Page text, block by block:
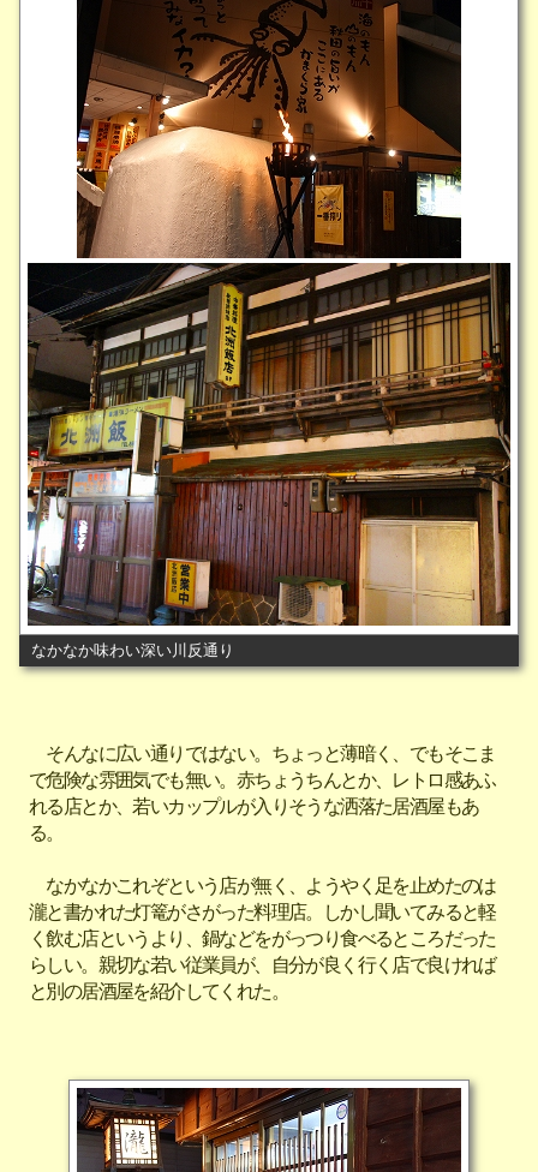
なかなか味わい深い川反通り
そんなに広い通りではない。ちょっと薄暗く、でもそこま
で危険な雰囲気でも無い。赤ちょうちんとか、レトロ感あふ
れる店とか、若いカップルが入りそうな洒落た居酒屋もあ
る。
なかなかこれぞという店が無く、ようやく足を止めたのは
瀧と書かれた灯篭がさがった料理店。しかし聞いてみると軽
く飲む店というより、鍋などをがっつり食べるところだった
らしい。親切な若い従業員が、自分が良く行く店で良ければ
と別の居酒屋を紹介してくれた。